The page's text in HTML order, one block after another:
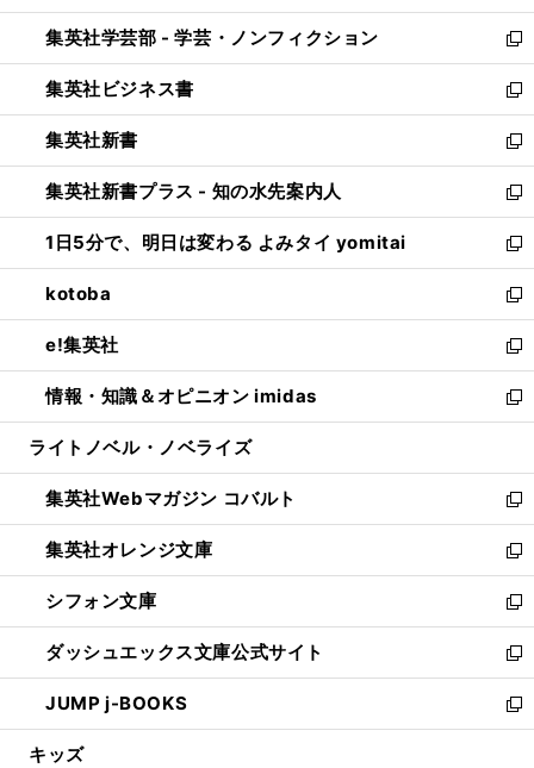
開
く
ウ
で
開
く
ン
ド
ウ
で
開
く
ウ
ィ
ン
ド
ウ
で
開
く
集英社学芸部 - 学芸・ノンフィクション
新
し
い
ウ
ィ
ン
ド
ウ
で
開
く
集英社ビジネス書
新
し
い
ウ
ィ
ン
ド
ウ
で
開
く
集英社新書
新
し
い
ウ
ィ
ン
ド
ウ
で
開
く
集英社新書プラス - 知の水先案内人
新
し
い
ウ
ィ
ン
ド
ウ
で
開
1日5分で、明日は変わる よみタイ yomitai
新
し
い
ウ
ィ
ン
ド
ウ
開
く
kotoba
新
し
い
ウ
ィ
ン
ウ
で
開
く
e!集英社
新
し
い
ウ
ン
ド
ウ
で
開
く
情報・知識＆オピニオン imidas
新
し
ウ
ィ
ン
ド
ウ
で
開
く
ライトノベル・ノベライズ
集英社Webマガジン コバルト
新
し
い
ウ
ィ
ン
ド
ウ
で
開
集英社オレンジ文庫
新
し
い
ウ
ィ
ン
ド
ウ
シフォン文庫
新
し
い
ウ
ィ
ン
ダッシュエックス文庫公式サイト
新
し
い
ウ
JUMP j-BOOKS
新
し
キッズ